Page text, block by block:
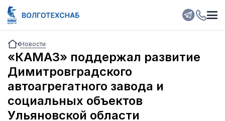
Новости
«КАМАЗ» поддержал развитие
Димитровградского
автоагрегатного завода и
социальных объектов
Ульяновской области